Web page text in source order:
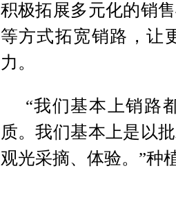
积极拓展多元化的销
等方式拓宽销路，让
力。
“我们基本上销路
质。我们基本上是以
观光采摘、体验。”种